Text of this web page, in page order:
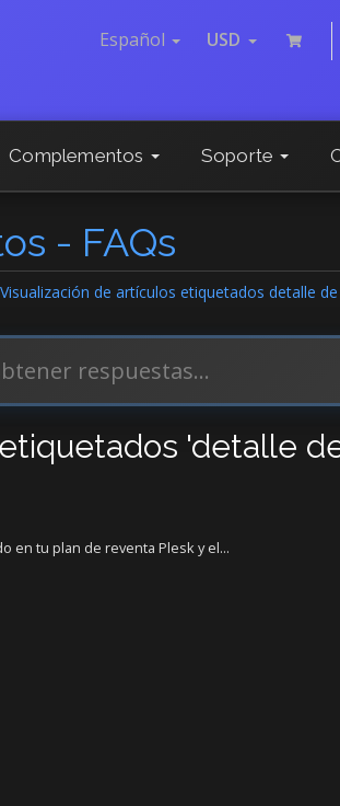
Español USD
Complementos Soporte
- FAQs
Visualización de artículos etiquetados detalle
'detalle
en tu plan de reventa Plesk y el...